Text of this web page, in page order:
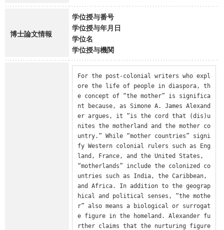
博士論文情報
学位授与番号
学位授与年月日
学位名
学位授与機関
For the post-colonial writers who expl
ore the life of people in diaspora, th
e concept of “the mother” is significa
nt because, as Simone A. James Alexand
er argues, it “is the cord that (dis)u
nites the motherland and the mother co
untry.” While “mother countries” signi
fy Western colonial rulers such as Eng
land, France, and the United States,
“motherlands” include the colonized co
untries such as India, the Caribbean,
and Africa. In addition to the geograp
hical and political senses, “the mothe
r” also means a biological or surrogat
e figure in the homeland. Alexander fu
rther claims that the nurturing figure